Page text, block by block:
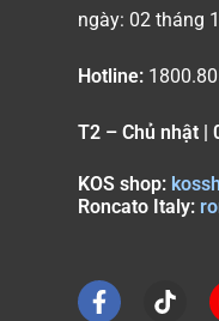
ngày: 02 tháng
Hotline:
T2 – Chủ nhật |
KOS shop:
Roncato Italy: